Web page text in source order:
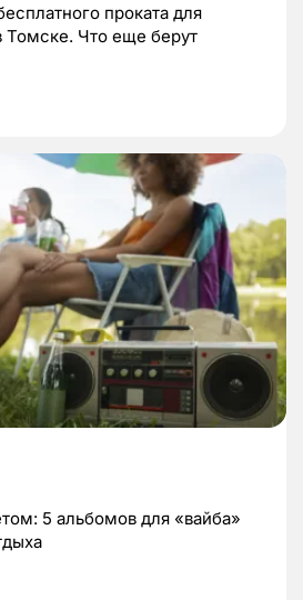
проката для
Томске. Что еще берут
5 альбомов для «вайба»